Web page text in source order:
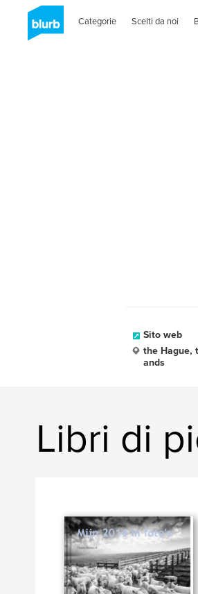
Categorie Scelti da noi
Sito web
the Hague,
ands
Libri di